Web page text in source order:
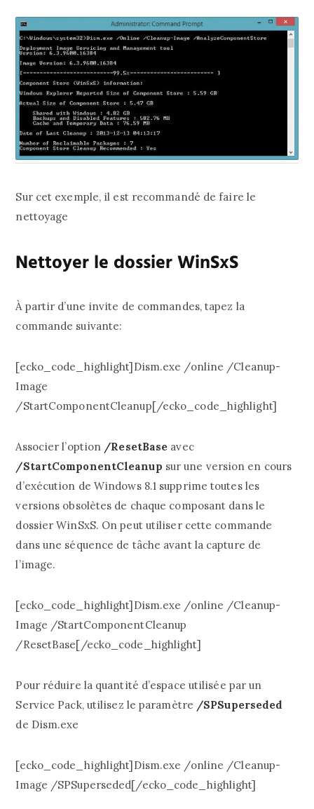
Sur cet exemple, il est recommandé de faire le
nettoyage
Nettoyer le dossier WinSxS
À partir d’une invite de commandes, tapez la
commande suivante:
[ecko_code_highlight]Dism.exe /online /Cleanup-
Image
/StartComponentCleanup[/ecko_code_highlight]
Associer l’option /ResetBase avec
/StartComponentCleanup sur une version en cours
d’exécution de Windows 8.1 supprime toutes les
versions obsolètes de chaque composant dans le
dossier WinSxS. On peut utiliser cette commande
dans une séquence de tâche avant la capture de
l’image.
[ecko_code_highlight]Dism.exe /online /Cleanup-
Image /StartComponentCleanup
/ResetBase[/ecko_code_highlight]
Pour réduire la quantité d’espace utilisée par un
Service Pack, utilisez le paramètre /SPSuperseded
de Dism.exe
[ecko_code_highlight]Dism.exe /online /Cleanup-
Image /SPSuperseded[/ecko_code_highlight]